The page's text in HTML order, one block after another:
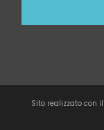
mail
Sito realizzato con